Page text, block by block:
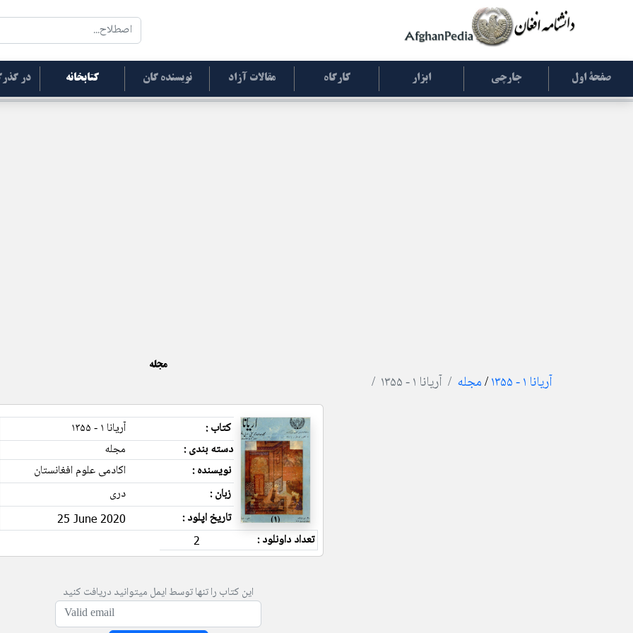
صفحۀ اول جارچی ابزار کارگاه مقالات آزاد نویسنده گان کتابخانه در
مجله
آریانا ۱ - ۱۳۵۵ /مجله آریانا ۱ - ۱۳۵۵
کتاب :
آریانا ۱ - ۱۳۵۵
دسته بندی :
مجله
نویسنده :
اکادمی علوم افغانستان
زبان :
دری
تاریخ اپلود :
25 June 2020
تعداد داونلود : 2
این کتاب را تنها توسط ایمل میتوانید دریافت کنید